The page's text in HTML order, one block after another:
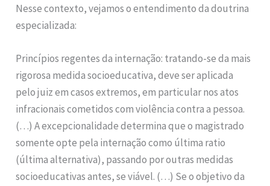
Nesse contexto, vejamos o entendimento da doutrina
especializada:
Princípios regentes da internação: tratando-se da mais
rigorosa medida socioeducativa, deve ser aplicada
pelo juiz em casos extremos, em particular nos atos
infracionais cometidos com violência contra a pessoa.
(…) A excepcionalidade determina que o magistrado
somente opte pela internação como última ratio
(última alternativa), passando por outras medidas
socioeducativas antes, se viável. (…) Se o objetivo da